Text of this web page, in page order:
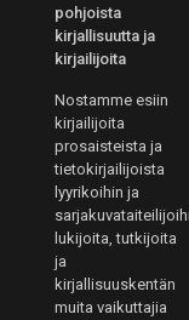
pohjoista
kirjallisuutta ja
kirjailijoita
Nostamme esiin
kirjailijoita
prosaisteista ja
tietokirjailijoista
lyyrikoihin ja
lukijoita, tutkijoita
ja
kirjallisuuskentän
muita vaikuttajia